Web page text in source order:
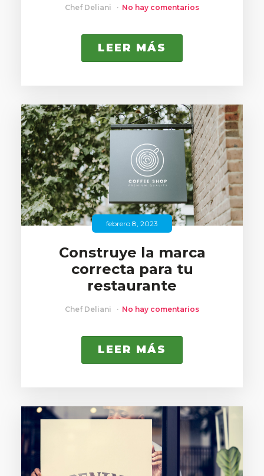
Chef Deliani No hay comentarios
LEER MÁS
febrero 8, 2023
Construye la marca
correcta para tu
restaurante
Chef Deliani No hay comentarios
LEER MÁS